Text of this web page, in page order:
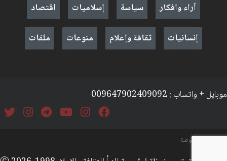
آراء وافكار
سياسة إسلاميات
اقتصاد
إنسانيات
ثقافة وإعلام منوعات ملفات
موبايل + واتساب : 009647902409092
السياسة والخصوصة